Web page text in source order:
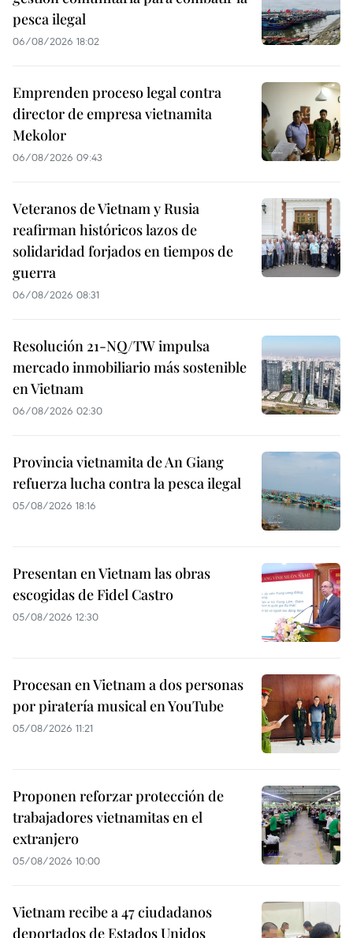
pesca ilegal
06/08/2026 18:02
Emprenden proceso legal contra
director de empresa vietnamita
Mekolor
06/08/2026 09:43
Veteranos de Vietnam y Rusia
reafirman históricos lazos de
solidaridad forjados en tiempos de
guerra
06/08/2026 08:31
Resolución 21-NQ/TW impulsa
mercado inmobiliario más sostenible
en Vietnam
06/08/2026 02:30
Provincia vietnamita de An Giang
refuerza lucha contra la pesca ilegal
05/08/2026 18:16
Presentan en Vietnam las obras
escogidas de Fidel Castro
05/08/2026 12:30
Procesan en Vietnam a dos personas
por piratería musical en YouTube
05/08/2026 11:21
Proponen reforzar protección de
trabajadores vietnamitas en el
extranjero
05/08/2026 10:00
Vietnam recibe a 47 ciudadanos
deportados de Estados Unidos